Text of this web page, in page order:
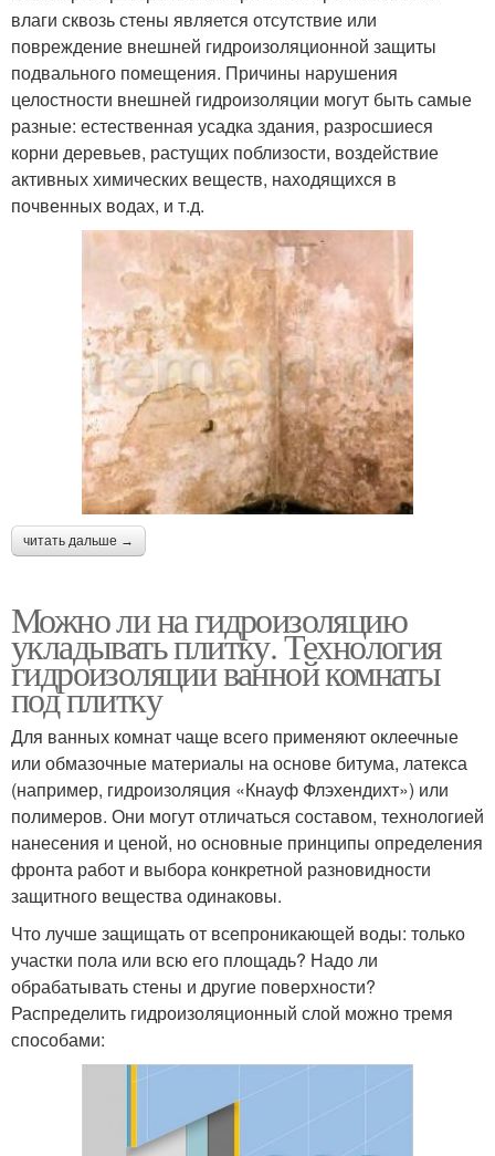
влаги сквозь стены является отсутствие или
повреждение внешней гидроизоляционной защиты
подвального помещения. Причины нарушения
целостности внешней гидроизоляции могут быть самые
разные: естественная усадка здания, разросшиеся
корни деревьев, растущих поблизости, воздействие
активных химических веществ, находящихся в
почвенных водах, и т.д.
читать дальше →
Можно ли на гидроизоляцию
укладывать плитку. Технология
гидроизоляции ванной комнаты
под плитку
Для ванных комнат чаще всего применяют оклеечные
или обмазочные материалы на основе битума, латекса
(например, гидроизоляция «Кнауф Флэхендихт») или
полимеров. Они могут отличаться составом, технологией
нанесения и ценой, но основные принципы определения
фронта работ и выбора конкретной разновидности
защитного вещества одинаковы.
Что лучше защищать от всепроникающей воды: только
участки пола или всю его площадь? Надо ли
обрабатывать стены и другие поверхности?
Распределить гидроизоляционный слой можно тремя
способами: